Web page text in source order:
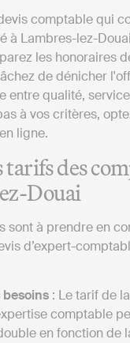
comptable qui
à Lambres-lez-
les honoraires
de dénicher
entre qualité,
à vos critères,
ligne.
des
Douai
sont à prendre en
d’expert-
: Le tarif de
comptable
en fonction de